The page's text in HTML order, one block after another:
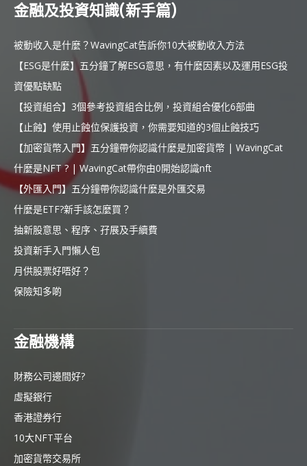
金融及投資知識(新手篇)
被動收入是什麼？WavingCat告訴你10大被動收入方法
【ESG是什麼】五分鐘了解ESG意思，有什麼因素以及運用ESG投
資優點缺點
【投資組合】3個參考投資組合比例，投資組合優化6部曲
【止蝕】使用止蝕位保護投資，你需要知道的3個止蝕技巧
【加密貨幣入門】五分鐘帶你認識什麼是加密貨幣 | WavingCat
什麼是NFT ? | WavingCat帶你由0開始認識nft
【外匯入門】五分鐘帶你認識什麼是外匯交易
什麼是ETF?新手該怎麼買？
抽新股意思、程序、孖展及手續費
投資新手入門懶人包
月供股票好唔好？
保險知多啲
金融機構
財務公司邊間好?
虛擬銀行
香港證券行
10大NFT平台
加密貨幣交易所